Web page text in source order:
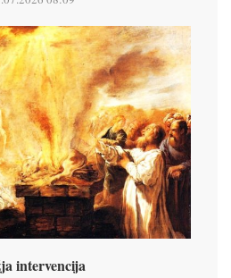
intervencija